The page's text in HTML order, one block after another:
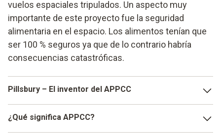
vuelos espaciales tripulados. Un aspecto muy
importante de este proyecto fue la seguridad
alimentaria en el espacio. Los alimentos tenían que
ser 100 % seguros ya que de lo contrario habría
consecuencias catastróficas.
Pillsbury – El inventor del APPCC
astronautas, la NASA trabajó conjuntamente con el grupo
alimentario Pillsbury. Esta empresa empleó para esta tarea
¿Qué significa APPCC?